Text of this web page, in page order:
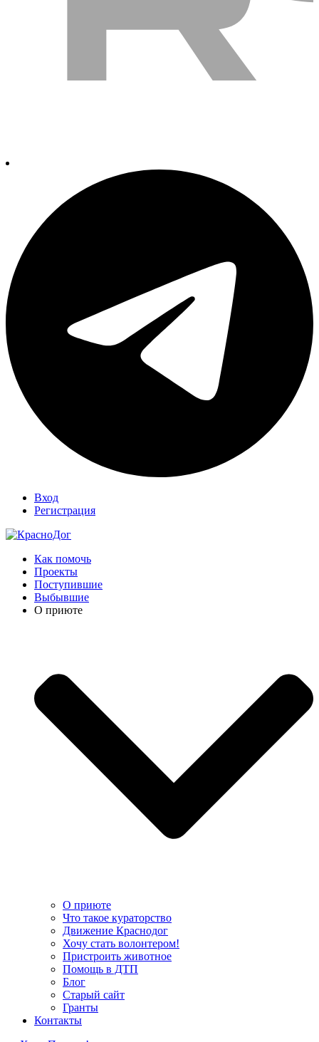
Вход
Регистрация
Как помочь
Проекты
Поступившие
Выбывшие
О приюте
О приюте
Что такое кураторство
Движение Краснодог
Хочу стать волонтером!
Пристроить животное
Помощь в ДТП
Блог
Старый сайт
Гранты
Контакты